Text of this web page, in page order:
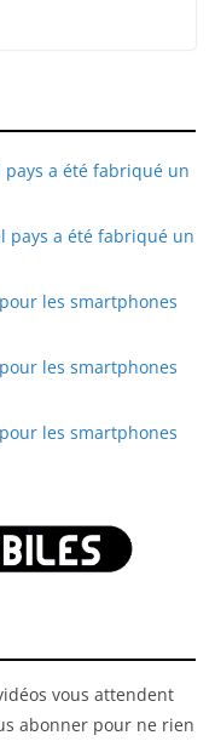
a été fabriqué un
pays a été fabriqué un
les smartphones
les smartphones
les smartphones
vous attendent
abonner pour ne rien